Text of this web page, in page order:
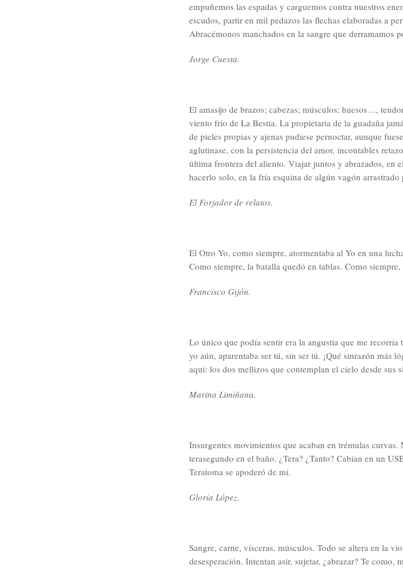
empuñemos las espadas y carguemos contra nuestros
escudos, partir en mil pedazos las flechas elaboradas a
Abracémonos manchados en la sangre que derramamos
Jorge Cuesta.
El amasijo de brazos; cabezas; músculos; huesos…,
viento frío de La Bestia. La propietaria de la guadaña
de pieles propias y ajenas pudiese pernoctar, aunque
aglutinase, con la persistencia del amor, incontables
última frontera del aliento. Viajar juntos y abrazados, en
hacerlo solo, en la fría esquina de algún vagón
El Forjador de relatos.
El Otro Yo, como siempre, atormentaba al Yo en una
Como siempre, la batalla quedó en tablas. Como
Francisco Gijón.
Lo único que podía sentir era la angustia que me
yo aún, aparentaba ser tú, sin ser tú. ¡Qué sinrazón más
aquí: los dos mellizos que contemplan el cielo desde sus
Marina Limiñana.
Insurgentes movimientos que acaban en trémulas
terasegundo en el baño. ¿Tera? ¿Tanto? Cabían en un
Teratoma se apoderó de mí.
Gloria López.
Sangre, carne, vísceras, músculos. Todo se altera en la
desesperación. Intentan asir, sujetar, ¿abrazar? Te